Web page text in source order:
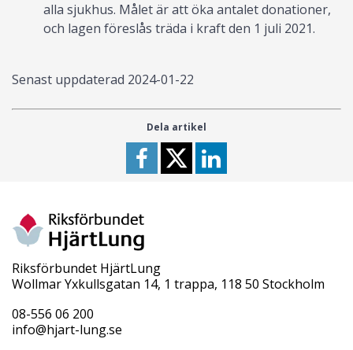
alla sjukhus. Målet är att öka antalet donationer,
och lagen föreslås träda i kraft den 1 juli 2021.
Senast uppdaterad 2024-01-22
Dela artikel
Riksförbundet HjärtLung
Wollmar Yxkullsgatan 14, 1 trappa, 118 50 Stockholm
08-556 06 200
info@hjart-lung.se